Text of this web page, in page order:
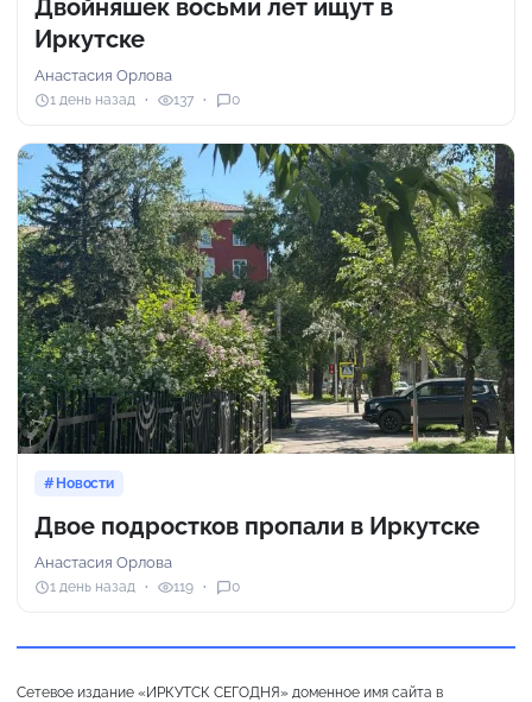
Двойняшек восьми лет ищут в
Иркутске
Анастасия Орлова
1 день назад 137 0
Новости
Двое подростков пропали в Иркутске
Анастасия Орлова
1 день назад 119 0
Сетевое издание «ИРКУТСК СЕГОДНЯ» доменное имя сайта в